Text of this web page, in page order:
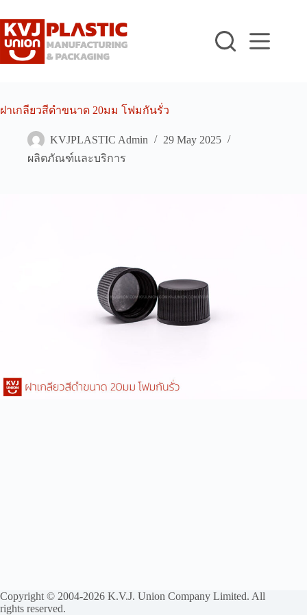
to
content
ฝาเกลียวสีดำขนาด 20มม โฟมกันรั่ว
KVJPLASTIC Admin
29 May 2025
ผลิตภัณฑ์และบริการ
Copyright © 2004-2026 K.V.J. Union Company Limited. All
rights reserved.